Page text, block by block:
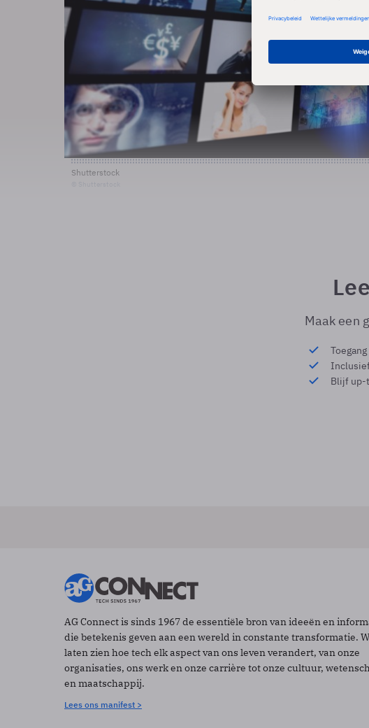
Shutterstock
Maak een
Blijf up-
AG Connect is sinds 1967 de essentiële bron van ideeën en
die betekenis geven aan een wereld in constante transformatie.
laten zien hoe tech elk aspect van ons leven verandert, van onze
organisaties, ons werk en onze carrière tot onze cultuur,
en maatschappij.
Lees ons manifest >